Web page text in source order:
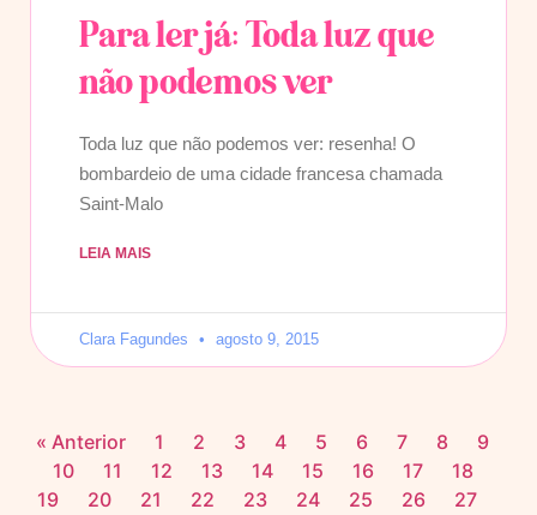
Para ler já: Toda luz que
não podemos ver
Toda luz que não podemos ver: resenha! O
bombardeio de uma cidade francesa chamada
Saint-Malo
LEIA MAIS
Clara Fagundes agosto 9, 2015
« Anterior 1 2 3 4 5 6 7 8
9
10
11 12 13 14 15 16 17
18
19
20 21 22 23 24 25 26
27